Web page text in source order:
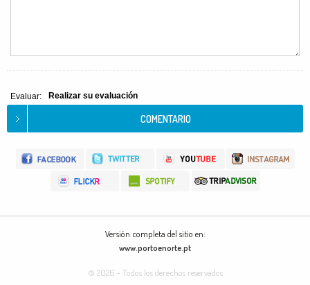
Evaluar: Realizar su evaluación
Versión completa del sitio en:
www.portoenorte.pt
© 2026 - Todos los derechos reservados